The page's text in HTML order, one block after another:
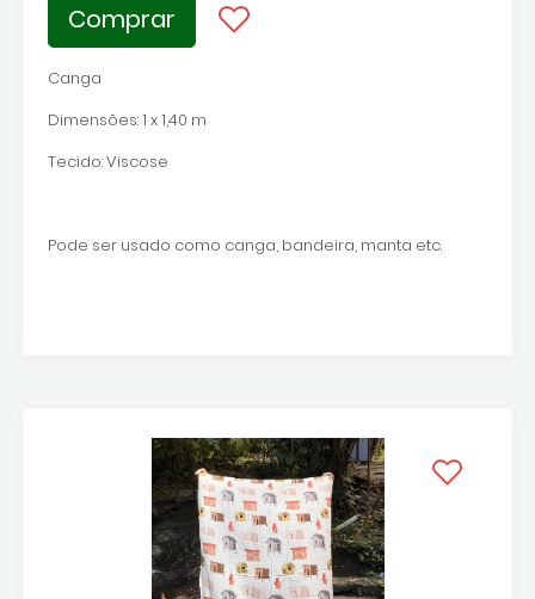
Comprar
Canga
Dimensões: 1 x 1,40 m
Tecido: Viscose
Pode ser usado como canga, bandeira, manta etc.